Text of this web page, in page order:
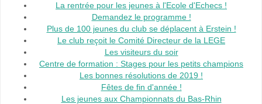
La rentrée pour les jeunes à l'Ecole d'Echecs !
Demandez le programme !
Plus de 100 jeunes du club se déplacent à Erstein !
Le club reçoit le Comité Directeur de la LEGE
Les visiteurs du soir
Centre de formation : Stages pour les petits champions
Les bonnes résolutions de 2019 !
Fêtes de fin d'année !
Les jeunes aux Championnats du Bas-Rhin